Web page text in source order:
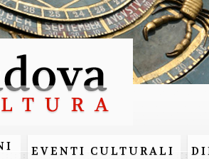
EVENTI CULTURALI